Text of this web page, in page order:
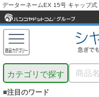
カテゴリで探す
■注目のワード